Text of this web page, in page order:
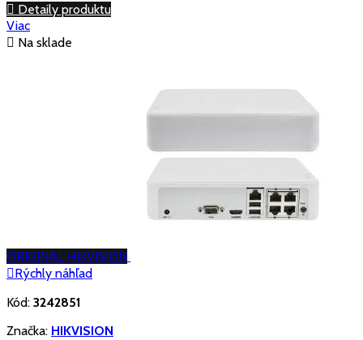
 Detaily produktu
Viac
 Na sklade
ORIGINAL HIKVISION
Rýchly náhľad
Kód: 3242851
Značka: HIKVISION